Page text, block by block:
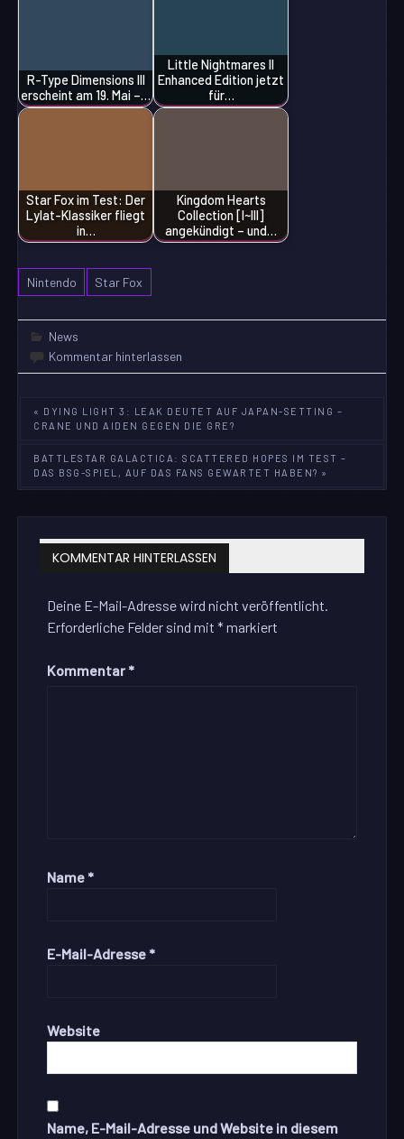
R-Type Dimensions III
erscheint am 19. Mai –…
Little Nightmares II
Enhanced Edition jetzt
für…
Star Fox im Test: Der
Lylat-Klassiker fliegt
in…
Kingdom Hearts
Collection [I~III]
angekündigt – und…
Nintendo Star Fox
News
Kommentar hinterlassen
Beitragsnavigation
« DYING LIGHT 3: LEAK DEUTET AUF JAPAN-SETTING –
CRANE UND AIDEN GEGEN DIE GRE?
BATTLESTAR GALACTICA: SCATTERED HOPES IM TEST –
DAS BSG-SPIEL, AUF DAS FANS GEWARTET HABEN? »
KOMMENTAR HINTERLASSEN
Deine E-Mail-Adresse wird nicht veröffentlicht.
Erforderliche Felder sind mit*markiert
Kommentar *
Name *
E-Mail-Adresse *
Website
Name, E-Mail-Adresse und Website in diesem